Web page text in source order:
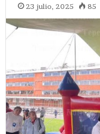
23 julio, 2025 85